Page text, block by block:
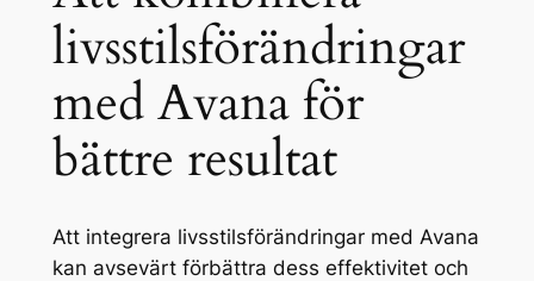
livsstilsförändringar
med Avana för
bättre resultat
Att integrera livsstilsförändringar med Avana
kan avsevärt förbättra dess effektivitet och